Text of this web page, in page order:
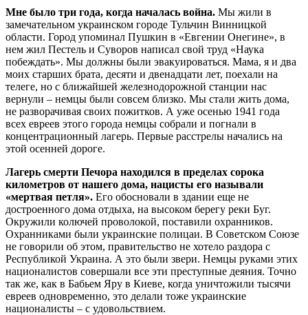
Мне было три года, когда началась война. Мы жили в
замечательном украинском городе Тульчин Винницкой
области. Город упоминал Пушкин в «Евгении Онегине», в
нем жил Пестель и Суворов написал свой труд «Наука
побеждать». Мы должны были эвакуироваться. Мама, я и два
моих старших брата, десяти и двенадцати лет, поехали на
телеге, но с ближайшей железнодорожной станции нас
вернули – немцы были совсем близко. Мы стали жить дома,
не разворачивая своих пожитков. А уже осенью 1941 года
всех евреев этого города немцы собрали и погнали в
концентрационный лагерь. Первые расстрелы начались на
этой осенней дороге.
Лагерь смерти Печора находился в пределах сорока
километров от нашего дома, нацисты его называли
«мертвая петля». Его обосновали в здании еще не
достроенного дома отдыха, на высоком берегу реки Буг.
Окружили колючей проволокой, поставили охранников.
Охранниками были украинские полицаи. В Советском Союзе
не говорили об этом, правительство не хотело раздора с
Республикой Украина. А это были звери. Немцы руками этих
националистов совершали все эти преступные деяния. Точно
так же, как в Бабьем Яру в Киеве, когда уничтожили тысячи
евреев одновременно, это делали тоже украинские
националисты – с удовольствием.